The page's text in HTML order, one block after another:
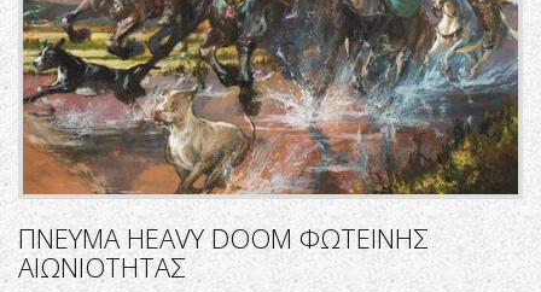
ΠΝΕΥΜΑ HEAVY DOOM ΦΩΤΕΙΝΗΣ
ΑΙΩΝΙΟΤΗΤΑΣ